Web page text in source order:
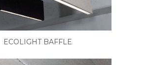
ECOLIGHT BAFFLE